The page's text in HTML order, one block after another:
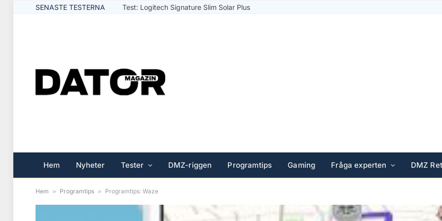
SENASTE TESTERNA Test: Logitech Signature Slim Solar Plus
Hem Nyheter Tester DMZ-riggen Programtips Gaming Fråga experten DMZ
Hem » Programtips » Programtips: Waze